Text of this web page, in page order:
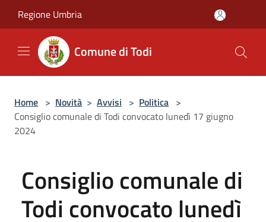
Regione Umbria
Comune di Todi
Home > Novità > Avvisi > Politica >
Consiglio comunale di Todi convocato lunedì 17 giugno
2024
Consiglio comunale di
Todi convocato lunedì